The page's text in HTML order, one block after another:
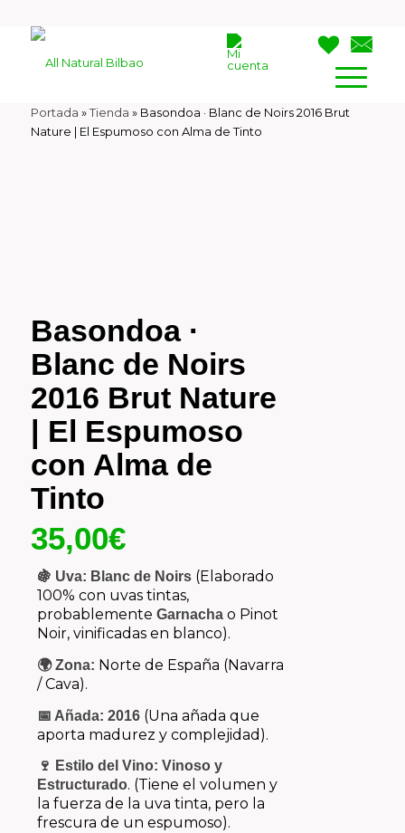
Portada »Tienda » Basondoa · Blanc de Noirs 2016 Brut
Nature | El Espumoso con Alma de Tinto
Basondoa ·
Blanc de Noirs
2016 Brut Nature
| El Espumoso
con Alma de
Tinto
35,00€
🍇 Uva: Blanc de Noirs(Elaborado
100% con uvas tintas,
probablemente Garnachao Pinot
Noir, vinificadas en blanco).
🌍 Zona: Norte de España (Navarra
/ Cava).
📅 Añada: 2016(Una añada que
aporta madurez y complejidad).
🍷 Estilo del Vino: Vinoso y
Estructurado. (Tiene el volumen y
la fuerza de la uva tinta, pero la
frescura de un espumoso).